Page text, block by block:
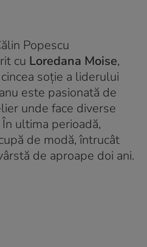
Popescu
cu Loredana Moise,
soţie a liderului
este pasionată de
unde face diverse
ultima perioadă,
de modă, întrucât
de aproape doi ani.